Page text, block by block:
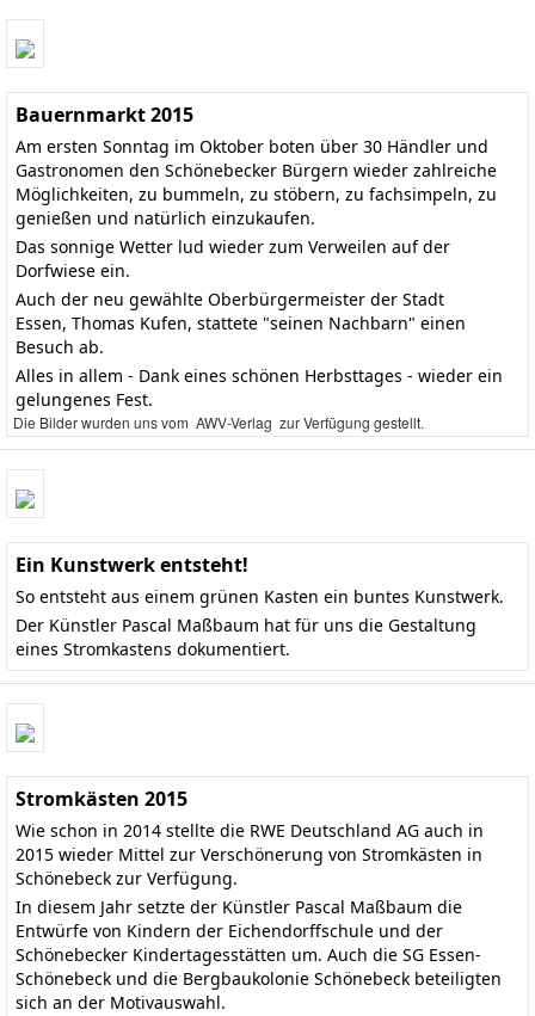
Bauernmarkt 2015
Am ersten Sonntag im Oktober boten über 30 Händler und
Gastronomen den Schönebecker Bürgern wieder zahlreiche
Möglichkeiten, zu bummeln, zu stöbern, zu fachsimpeln, zu
genießen und natürlich einzukaufen.
Das sonnige Wetter lud wieder zum Verweilen auf der
Dorfwiese ein.
Auch der neu gewählte Oberbürgermeister der Stadt
Essen, Thomas Kufen, stattete "seinen Nachbarn" einen
Besuch ab.
Alles in allem - Dank eines schönen Herbsttages - wieder ein
gelungenes Fest.
Die Bilder wurden uns vom AWV-Verlag zur Verfügung gestellt.
Ein Kunstwerk entsteht!
So entsteht aus einem grünen Kasten ein buntes Kunstwerk.
Der Künstler Pascal Maßbaum hat für uns die Gestaltung
eines Stromkastens dokumentiert.
Stromkästen 2015
Wie schon in 2014 stellte die RWE Deutschland AG auch in
2015 wieder Mittel zur Verschönerung von Stromkästen in
Schönebeck zur Verfügung.
In diesem Jahr setzte der Künstler Pascal Maßbaum die
Entwürfe von Kindern der Eichendorffschule und der
Schönebecker Kindertagesstätten um. Auch die SG Essen-
Schönebeck und die Bergbaukolonie Schönebeck beteiligten
sich an der Motivauswahl.